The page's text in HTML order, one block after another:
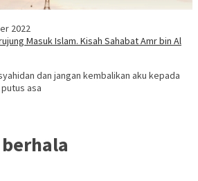
2022
Masuk Islam. Kisah Sahabat Amr bin Al
dan jangan kembalikan aku kepada
asa